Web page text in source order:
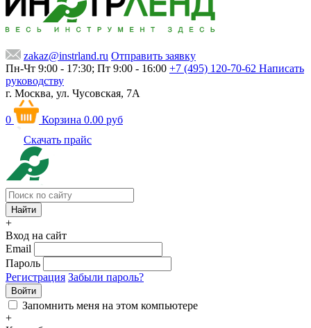
zakaz@instrland.ru Отправить заявку
Пн-Чт 9:00 - 17:30; Пт 9:00 - 16:00 +7 (495) 120-70-62 Написать
руководству
г. Москва, ул. Чусовская, 7А
0 Корзина 0.00 руб
Скачать прайс
+
Вход на сайт
Email
Пароль
Регистрация Забыли пароль?
Войти
Запомнить меня на этом компьютере
+